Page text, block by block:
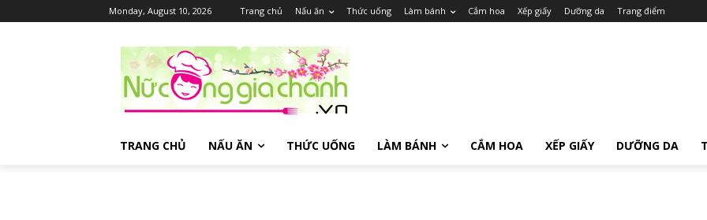
Monday, August 10, 2026 Trang chủ Nấu ăn Thức uống Làm bánh Cắm hoa Xếp giấy Dưỡng da Trang điểm
TRANG CHỦ NẤU ĂN THỨC UỐNG LÀM BÁNH CẮM HOA XẾP GIẤY DƯỠNG DA